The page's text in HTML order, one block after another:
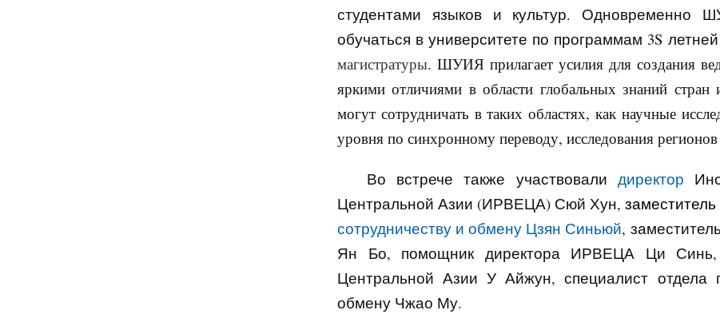
студентами языков и культур. Одновременно
обучаться в университете по программам 3S
магистратуры. ШУИЯ прилагает усилия для создания
яркими отличиями в области глобальных знаний
могут сотрудничать в таких областях, как научные
уровня по синхронному переводу, исследования
Во встрече также участвовали директор
Центральной Азии (ИРВЕЦА) Сюй Хун,
сотрудничеству и обмену Цзян Синьюй,
Ян Бо, помощник директора ИРВЕЦА Ци Синь,
Центральной Азии У Айжун, специалист отдела
обмену Чжао Му.